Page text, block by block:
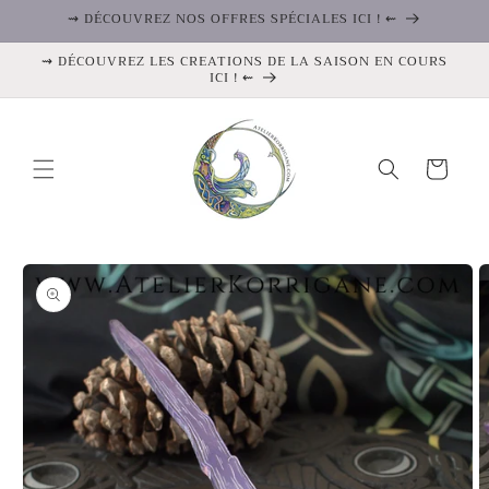
passer
au
contenu
⇝ DÉCOUVREZ NOS OFFRES SPÉCIALES ICI ! ⇜
⇝ DÉCOUVREZ LES CREATIONS DE LA SAISON EN COURS
ICI ! ⇜
Panier
Passer aux
informations
produits